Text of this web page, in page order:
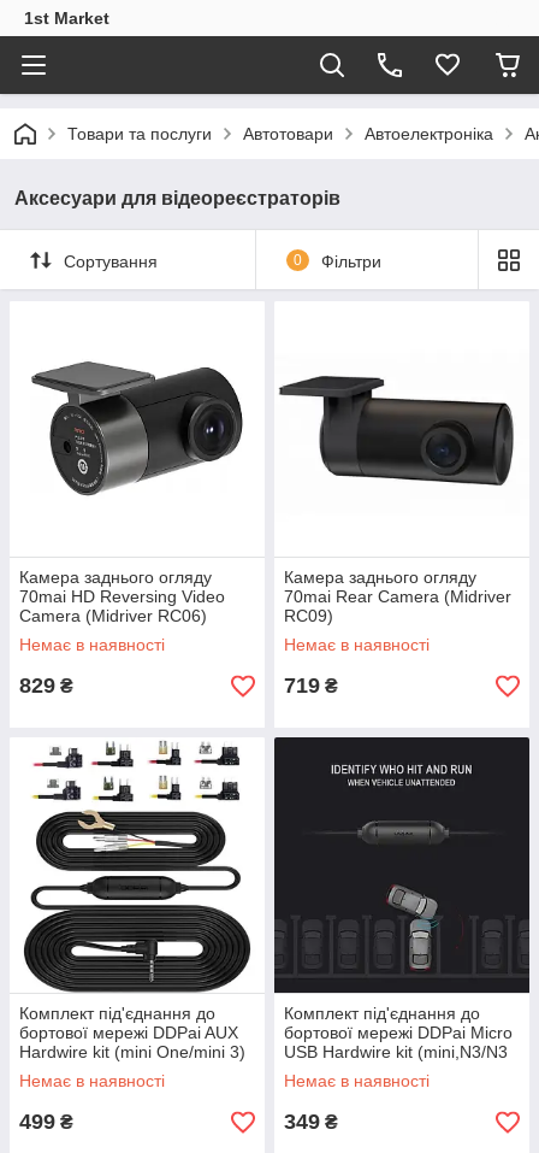
1st Market
Товари та послуги Автотовари Автоелектроніка
Аксесуари для відеореєстраторів
Сортування 0 Фільтри
Камера заднього огляду
70mai HD Reversing Video
Camera (Midriver RC06)
Немає в наявності
829 ₴
Камера заднього огляду
70mai Rear Camera (Midriver
RC09)
Немає в наявності
719 ₴
Комплект під'єднання до
бортової мережі DDPai AUX
Hardwire kit (mini One/mini 3)
Немає в наявності
499 ₴
Комплект під'єднання до
бортової мережі DDPai Micro
USB Hardwire kit (mini,N3/N3
GPS)
Немає в наявності
349 ₴